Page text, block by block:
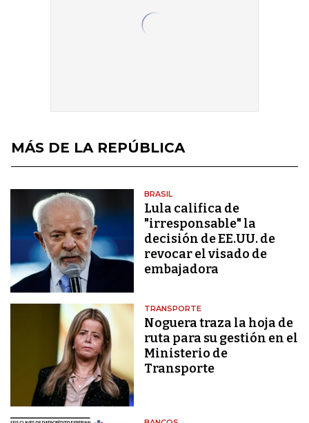
MÁS DE LA REPÚBLICA
BRASIL
Lula califica de
"irresponsable" la
decisión de EE.UU. de
revocar el visado de
embajadora
TRANSPORTE
Noguera traza la hoja de
ruta para su gestión en el
Ministerio de
Transporte